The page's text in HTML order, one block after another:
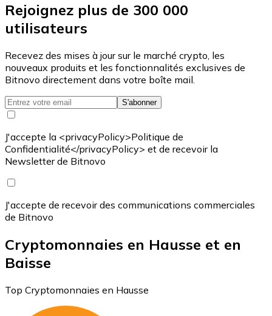
Rejoignez plus de 300 000
utilisateurs
Recevez des mises à jour sur le marché crypto, les
nouveaux produits et les fonctionnalités exclusives de
Bitnovo directement dans votre boîte mail.
S'abonner
J'accepte la <privacyPolicy>Politique de
Confidentialité</privacyPolicy> et de recevoir la
Newsletter de Bitnovo
J'accepte de recevoir des communications commerciales
de Bitnovo
Cryptomonnaies en Hausse et en
Baisse
Top Cryptomonnaies en Hausse